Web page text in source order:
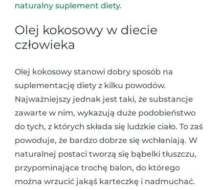
naturalny suplement diety.
Olej kokosowy w diecie
człowieka
Olej kokosowy stanowi dobry sposób na
suplementację diety z kilku powodów.
Najważniejszy jednak jest taki, że substancje
zawarte w nim, wykazują duże podobieństwo
do tych, z których składa się ludzkie ciało. To zaś
powoduje, że bardzo dobrze się wchłaniają. W
naturalnej postaci tworzą się bąbelki tłuszczu,
przypominające trochę balon, do którego
można wrzucić jakąś karteczkę i nadmuchać.